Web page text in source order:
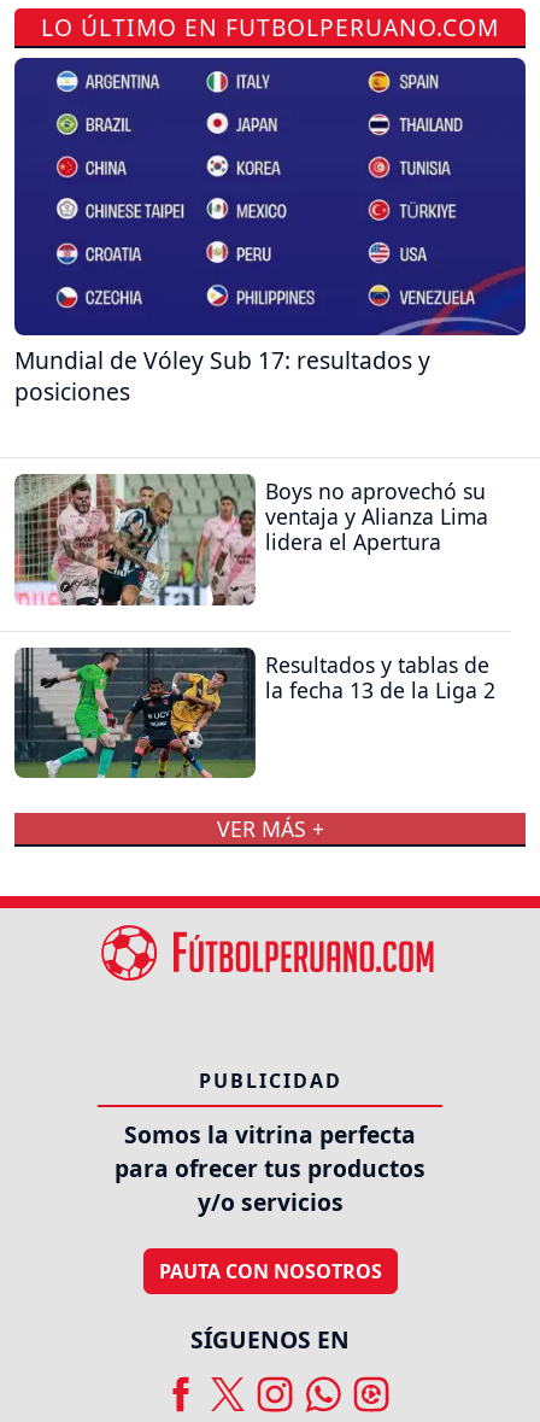
LO ÚLTIMO EN FUTBOLPERUANO.COM
Mundial de Vóley Sub 17: resultados y
posiciones
Boys no aprovechó su
ventaja y Alianza Lima
lidera el Apertura
Resultados y tablas de
la fecha 13 de la Liga 2
VER MÁS +
PUBLICIDAD
Somos la vitrina perfecta
para ofrecer tus productos
y/o servicios
PAUTA CON NOSOTROS
SÍGUENOS EN